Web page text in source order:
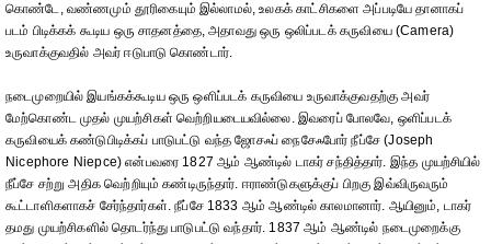
கொண்டே, வண்ணமும் தூரிகையும் இல்லாமல், உலகக் காட்சிகளை அப்படியே தானாகப்
படம் பிடிக்கக் கூடிய ஒரு சாதனத்தை, அதாவது ஒரு ஒலிப்படக் கருவியை (Camera)
உருவாக்குவதில் அவர் ஈடுபாடு கொண்டார்.
நடைமுறையில் இயங்கக்கூடிய ஒரு ஒளிப்படக் கருவியை உருவாக்குவதற்கு அவர்
மேற்கொண்ட முதல் முயற்சிகள் வெற்றியடையவில்லை. இவரைப் போலவே, ஒளிப்படக்
கருவியைக் கண்டுபிடிக்கப் பாடுபட்டு வந்த ஜோசஃப் நைசேஃபோர் நீப்சே (Joseph
Nicephore Niepce) என்பவரை 1827 ஆம் ஆண்டில் டாகர் சந்தித்தார். இந்த முயற்சியில்
நீப்சே சற்று அதிக வெற்றியும் கண்டிருந்தார். ஈராண்டுகளுக்குப் பிறகு இவ்விருவரும்
கூட்டாளிகளாகச் சேர்ந்தார்கள். நீப்சே 1833 ஆம் ஆண்டில் காலமானார். ஆயினும், டாகர்
தமது முயற்சிகளில் தொடர்ந்து பாடுபட்டு வந்தார். 1837 ஆம் ஆண்டில் நடைமுறைக்கு